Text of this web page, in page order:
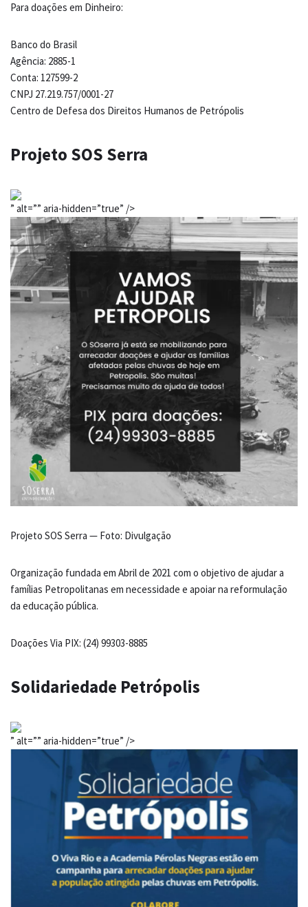
Para doações em Dinheiro:
Banco do Brasil
Agência: 2885-1
Conta: 127599-2
CNPJ 27.219.757/0001-27
Centro de Defesa dos Direitos Humanos de Petrópolis
Projeto SOS Serra
” alt=”” aria-hidden=”true” />
Projeto SOS Serra — Foto: Divulgação
Organização fundada em Abril de 2021 com o objetivo de ajudar a
famílias Petropolitanas em necessidade e apoiar na reformulação
da educação pública.
Doações Via PIX: (24) 99303-8885
Solidariedade Petrópolis
” alt=”” aria-hidden=”true” />